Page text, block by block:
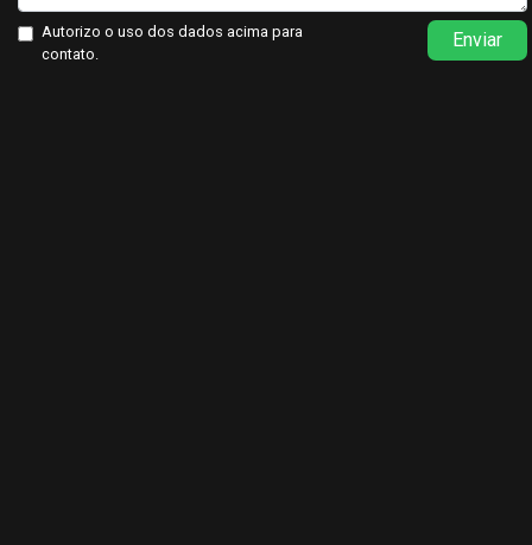
Autorizo o uso dos dados acima para
contato.
Enviar